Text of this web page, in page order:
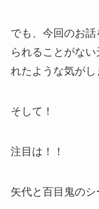
でも、今回のお
られることがな
れたような気がし
そして！
注目は！！
矢代と百目鬼のシ